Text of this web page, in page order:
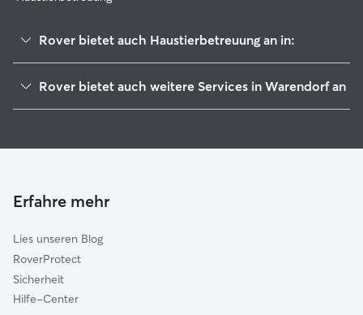
Rover bietet auch Haustierbetreuung an in:
Ennigerloh
Versmold
Ostbevern
Herzebrock-Clarholz
Harsewinkel
Rover bietet auch weitere Services in Warendorf an
Erfahre mehr
Lies unseren Blog
RoverProtect
Sicherheit
Hilfe-Center